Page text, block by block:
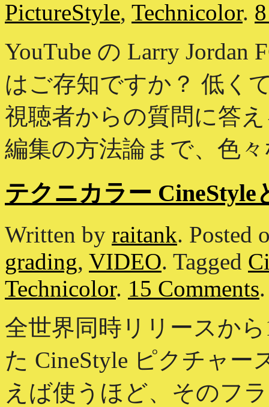
PictureStyle, Technicolor.
YouTube の Larry
はご存知ですか？ 低く
視聴者からの質問に答
編集の方法論まで、色
テクニカラー
Written by raitank. Posted
grading, VIDEO. Tagged
Technicolor. 15 Comments.
全世界同時リリースか
た CineStyle ピクチャ
えば使うほど、そのフ